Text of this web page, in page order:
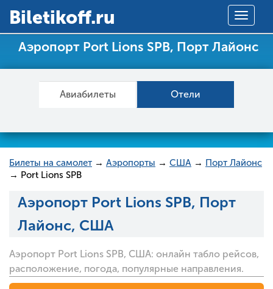
Toggle
Вiletikoff.ru
Аэропорт Port Lions SPB, Порт Лайонс
Авиабилеты Отели
Билеты на самолет → Аэропорты → США → Порт Лайонс
→ Port Lions SPB
Аэропорт Port Lions SPB, Порт
Лайонс, США
Аэропорт Port Lions SPB, США: онлайн табло рейсов,
расположение, погода, популярные направления.